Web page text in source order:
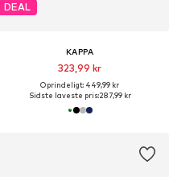
DEAL
KAPPA
323,99 kr
Oprindeligt: 449,99 kr
Sidste laveste pris:287,99 kr